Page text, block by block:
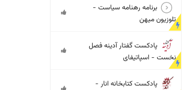
برنامه رهنامه سیاست -
تلوزیون میهن
پادکست گفتار آدینه فصل
نخست - اسپاتیفای
پادکست کتابخانه انار -